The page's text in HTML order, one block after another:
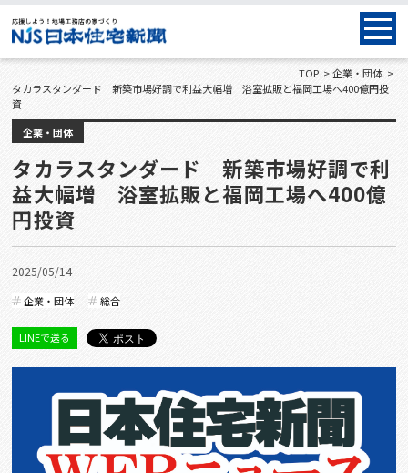
TOP
企業・団体
タカラスタンダード 新築市場好調で利益大幅増 浴室拡販と福岡工場へ400億円投
資
企業・団体
タカラスタンダード 新築市場好調で利
益大幅増 浴室拡販と福岡工場へ400億
円投資
2025/05/14
企業・団体 総合
LINEで送る